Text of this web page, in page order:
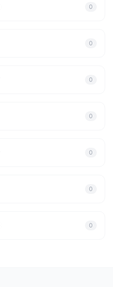
0
0
0
0
0
0
0